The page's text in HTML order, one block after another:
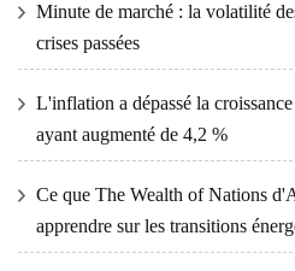
Minute de marché : la volatilité
crises passées
L'inflation a dépassé la
ayant augmenté de 4,2 %
Ce que The Wealth of Nations
apprendre sur les transitions